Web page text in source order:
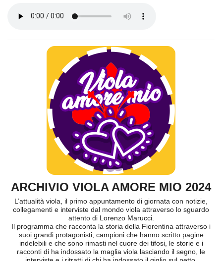
ARCHIVIO VIOLA AMORE MIO 2024
L’attualità viola, il primo appuntamento di giornata con notizie,
collegamenti e interviste dal mondo viola attraverso lo sguardo
attento di Lorenzo Marucci.
Il programma che racconta la storia della Fiorentina attraverso i
suoi grandi protagonisti, campioni che hanno scritto pagine
indelebili e che sono rimasti nel cuore dei tifosi, le storie e i
racconti di ha indossato la maglia viola lasciando il segno, le